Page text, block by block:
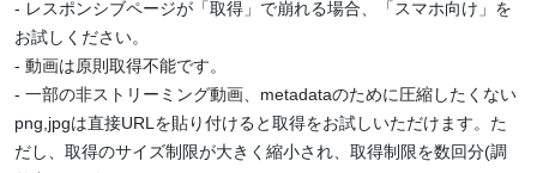
- レスポンシブページが「取得」で崩れる場合、「スマホ向け」を
お試しください。
- 動画は原則取得不能です。
- 一部の非ストリーミング動画、metadataのために圧縮したくない
png,jpgは直接URLを貼り付けると取得をお試しいただけます。た
だし、取得のサイズ制限が大きく縮小され、取得制限を数回分(調